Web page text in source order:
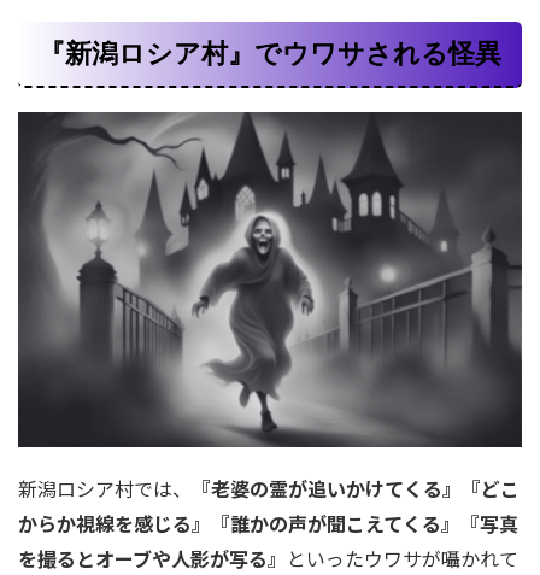
『新潟ロシア村』でウワサされる怪異
新潟ロシア村では、
『老婆の霊が追いかけてくる』『どこ
からか視線を感じる』『誰かの声が聞こえてくる』『写真
を撮るとオーブや人影が写る』 といったウワサが囁かれて